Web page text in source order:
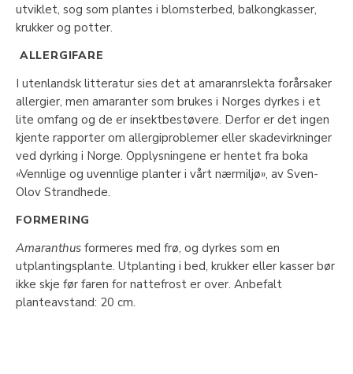
utviklet, sog som plantes i blomsterbed, balkongkasser,
krukker og potter.
ALLERGIFARE
I utenlandsk litteratur sies det at amaranrslekta forårsaker
allergier, men amaranter som brukes i Norges dyrkes i et
lite omfang og de er insektbestøvere. Derfor er det ingen
kjente rapporter om allergiproblemer eller skadevirkninger
ved dyrking i Norge. Opplysningene er hentet fra boka
«Vennlige og uvennlige planter i vårt nærmiljø», av Sven-
Olov Strandhede.
FORMERING
Amaranthus formeres med frø, og dyrkes som en
utplantingsplante. Utplanting i bed, krukker eller kasser bør
ikke skje før faren for nattefrost er over. Anbefalt
planteavstand: 20 cm.